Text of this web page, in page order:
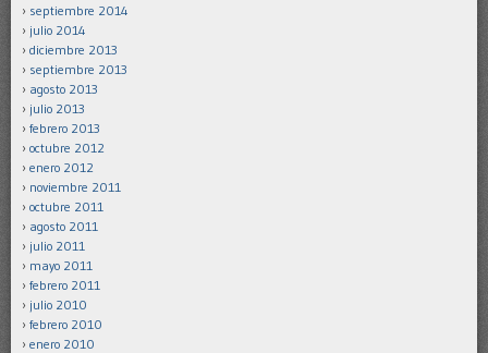
septiembre 2014
julio 2014
diciembre 2013
septiembre 2013
agosto 2013
julio 2013
febrero 2013
octubre 2012
enero 2012
noviembre 2011
octubre 2011
agosto 2011
julio 2011
mayo 2011
febrero 2011
julio 2010
febrero 2010
enero 2010